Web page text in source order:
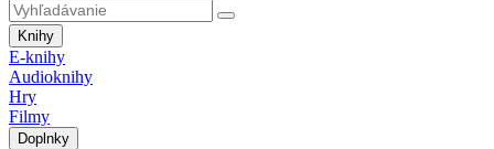
Knihy
E-knihy
Audioknihy
Hry
Filmy
Doplnky